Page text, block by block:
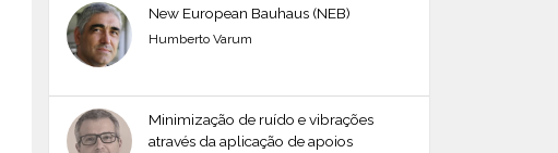
New European Bauhaus (NEB)
Humberto Varum
Minimização de ruído e vibrações
através da aplicação de apoios